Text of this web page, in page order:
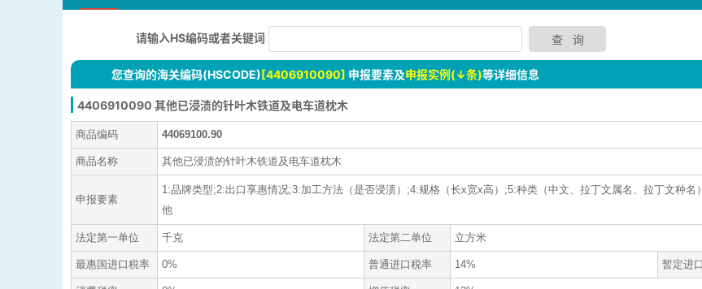
请输入HS编码或者关键词
您查询的海关编码(HSCODE)[4406910090] 申报要素及申报实例(↓条)等详细信息
4406910090 其他已浸渍的针叶木铁道及电车道枕木
商品编码 44069100.90
商品名称 其他已浸渍的针叶木铁道及电车道枕木
申报要素
1:品牌类型;2:出口享惠情况;3:加工方法（是否浸渍）;4:规格（长x宽x高）;5:种类（中文、拉丁文属名、拉丁文种名
他
法定第一单位 千克 法定第二单位 立方米
最惠国进口税率 0% 普通进口税率 14% 暂定进